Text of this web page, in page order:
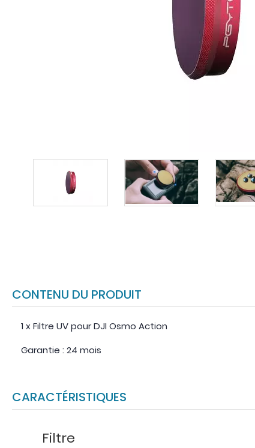
CONTENU DU PRODUIT
1 x Filtre UV pour DJI Osmo Action
Garantie : 24 mois
CARACTÉRISTIQUES
Filtre